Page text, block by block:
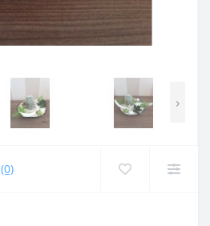
›
(0)